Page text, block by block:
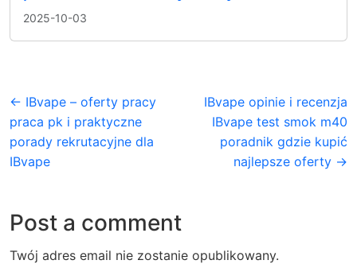
2025-10-03
← IBvape – oferty pracy
praca pk i praktyczne
porady rekrutacyjne dla
IBvape
IBvape opinie i recenzja
IBvape test smok m40
poradnik gdzie kupić
najlepsze oferty →
Post a comment
Twój adres email nie zostanie opublikowany.